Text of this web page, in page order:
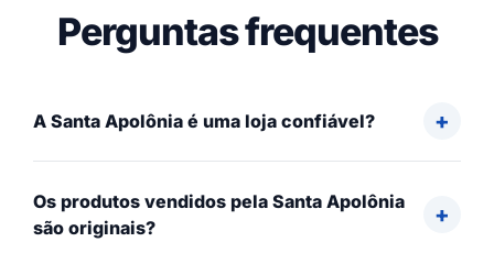
Perguntas frequentes
A Santa Apolônia é uma loja confiável?
Os produtos vendidos pela Santa Apolônia
são originais?